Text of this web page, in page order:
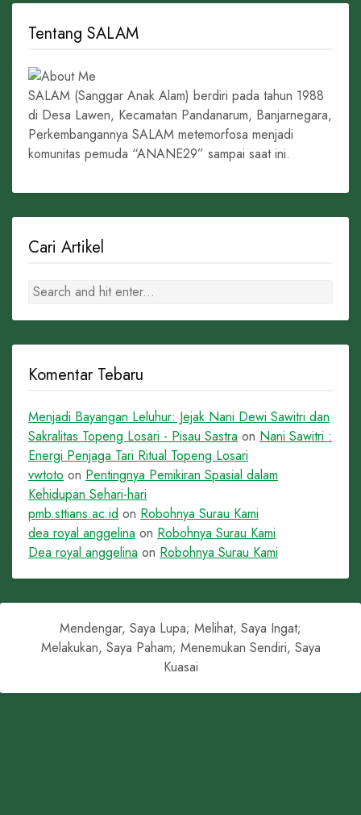
Tentang SALAM
SALAM (Sanggar Anak Alam) berdiri pada tahun 1988
di Desa Lawen, Kecamatan Pandanarum, Banjarnegara,
Perkembangannya SALAM metemorfosa menjadi
komunitas pemuda “ANANE29” sampai saat ini.
Cari Artikel
Komentar Tebaru
Menjadi Bayangan Leluhur: Jejak Nani Dewi Sawitri dan
Sakralitas Topeng Losari - Pisau Sastra on Nani Sawitri :
Energi Penjaga Tari Ritual Topeng Losari
vwtoto on Pentingnya Pemikiran Spasial dalam
Kehidupan Sehari-hari
pmb.sttians.ac.id on Robohnya Surau Kami
dea royal anggelina on Robohnya Surau Kami
Dea royal anggelina on Robohnya Surau Kami
Mendengar, Saya Lupa; Melihat, Saya Ingat;
Melakukan, Saya Paham; Menemukan Sendiri, Saya
Kuasai